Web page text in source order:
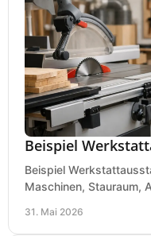
Beispiel
Beispiel
Maschinen, Stauraum,
31. Mai 2026